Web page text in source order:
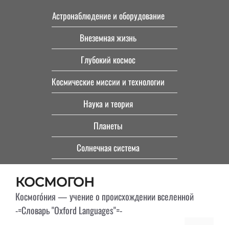
Астронаблюдение и оборудование
Внеземная жизнь
Глубокий космос
Космические миссии и технологии
Наука и теория
Планеты
Солнечная система
КОСМОГОН
Космого́ния — учение о происхождении вселенной
-=Словарь "Oxford Languages"=-